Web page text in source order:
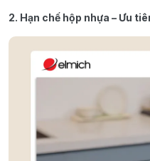
2. Hạn chế hộp nhựa – Ưu